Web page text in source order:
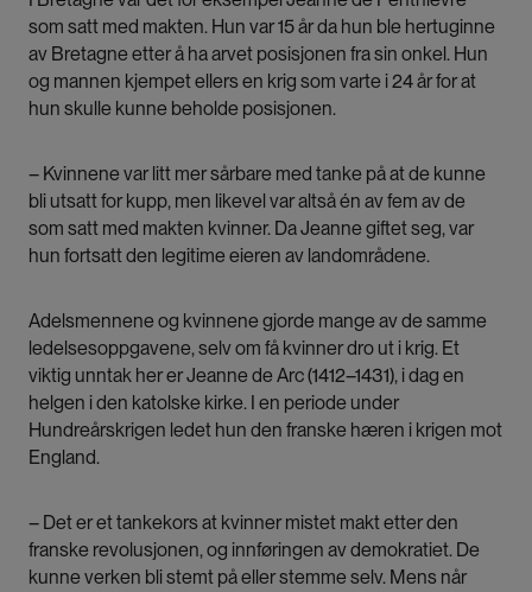
som satt med makten. Hun var 15 år da hun ble hertuginne
av Bretagne etter å ha arvet posisjonen fra sin onkel. Hun
og mannen kjempet ellers en krig som varte i 24 år for at
hun skulle kunne beholde posisjonen.
– Kvinnene var litt mer sårbare med tanke på at de kunne
bli utsatt for kupp, men likevel var altså én av fem av de
som satt med makten kvinner. Da Jeanne giftet seg, var
hun fortsatt den legitime eieren av landområdene.
Adelsmennene og kvinnene gjorde mange av de samme
ledelsesoppgavene, selv om få kvinner dro ut i krig. Et
viktig unntak her er Jeanne de Arc (1412–1431), i dag en
helgen i den katolske kirke. I en periode under
Hundreårskrigen ledet hun den franske hæren i krigen mot
England.
– Det er et tankekors at kvinner mistet makt etter den
franske revolusjonen, og innføringen av demokratiet. De
kunne verken bli stemt på eller stemme selv. Mens når